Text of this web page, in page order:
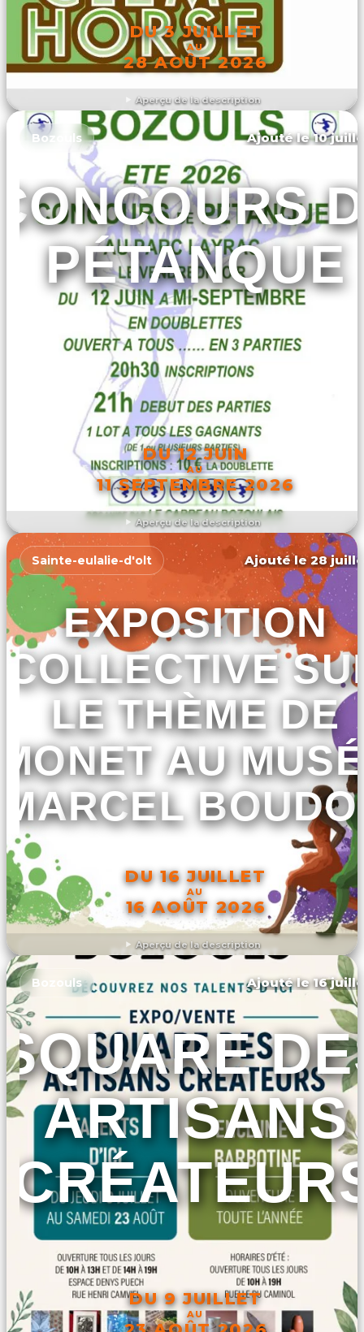
Aperçu de la description
DU 3 JUILLET
AU
28 AOÛT 2026
DÉCOUVRIR L'ÉVÉNEMENT
Aperçu de la description
Bozouls Ajouté le 10
PÉTANQUE
DU 12 JUIN
AU
11 SEPTEMBRE 2026
DÉCOUVRIR L'ÉVÉNEMENT
Aperçu de la description
Sainte-eulalie-d'olt Ajouté le 28
EXPOSITION
COLLECTIVE
LE THÈME DE
AU
MARCEL
DU 16 JUILLET
AU
16 AOÛT 2026
DÉCOUVRIR L'ÉVÉNEMENT
Bozouls Ajouté le 16
ARTISANS
DU 9 JUILLET
AU